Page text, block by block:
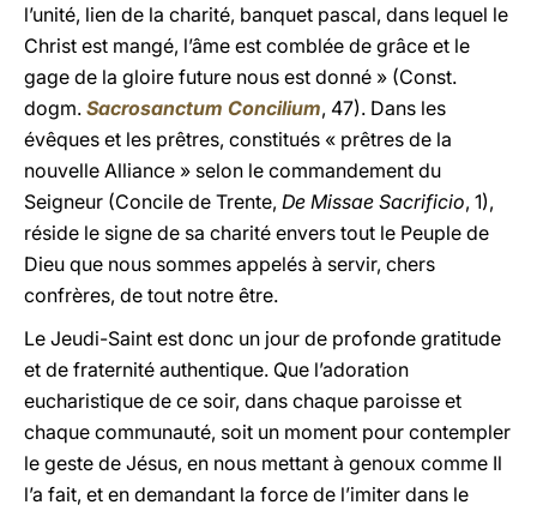
l’unité, lien de la charité, banquet pascal, dans lequel le
Christ est mangé, l’âme est comblée de grâce et le
gage de la gloire future nous est donné » (Const.
dogm. Sacrosanctum Concilium, 47). Dans les
évêques et les prêtres, constitués « prêtres de la
nouvelle Alliance » selon le commandement du
Seigneur (Concile de Trente, De Missae Sacrificio, 1),
réside le signe de sa charité envers tout le Peuple de
Dieu que nous sommes appelés à servir, chers
confrères, de tout notre être.
Le Jeudi-Saint est donc un jour de profonde gratitude
et de fraternité authentique. Que l’adoration
eucharistique de ce soir, dans chaque paroisse et
chaque communauté, soit un moment pour contempler
le geste de Jésus, en nous mettant à genoux comme Il
l’a fait, et en demandant la force de l’imiter dans le